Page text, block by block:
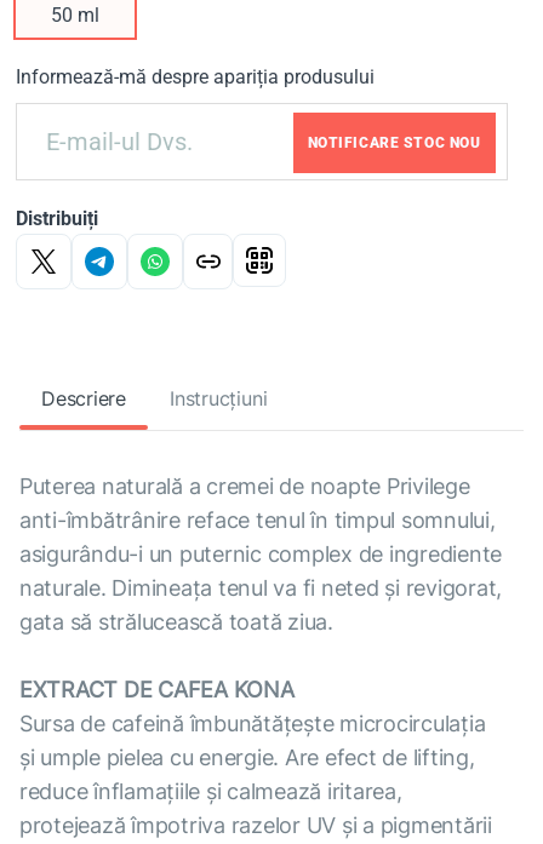
50 ml
Informează-mă despre apariția produsului
NOTIFICARE STOC NOU
Distribuiți
Descriere Instrucțiuni
Puterea naturală a cremei de noapte Privilege
anti-îmbătrânire reface tenul în timpul somnului,
asigurându-i un puternic complex de ingrediente
naturale. Dimineața tenul va fi neted și revigorat,
gata să strălucească toată ziua.
EXTRACT DE CAFEA KONA
Sursa de cafeină îmbunătățește microcirculația
și umple pielea cu energie. Are efect de lifting,
reduce înflamațiile și calmează iritarea,
protejează împotriva razelor UV și a pigmentării